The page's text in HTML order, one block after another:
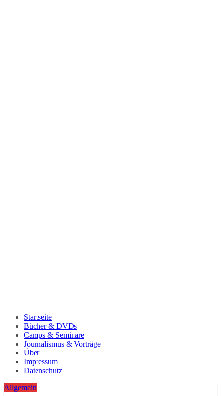
Startseite
Bücher & DVDs
Camps & Seminare
Journalismus & Vorträge
Über
Impressum
Datenschutz
Allgemein